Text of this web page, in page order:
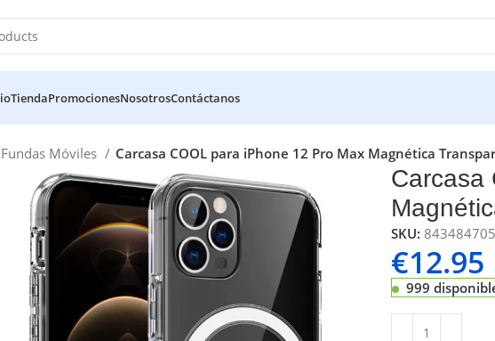
TiendaPromocionesNosotrosContáctanos
Fundas Móviles Carcasa COOL para iPhone 12 Pro Max Magnética
Carcasa
SKU:
€12.95
999